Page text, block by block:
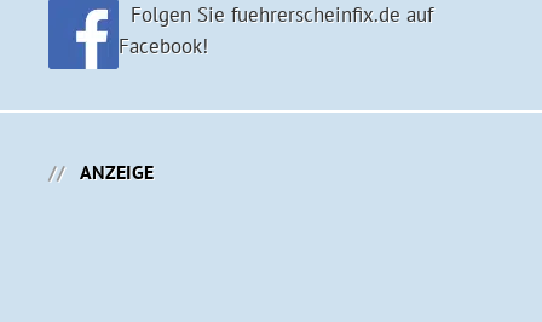
Folgen Sie fuehrerscheinfix.de auf
Facebook!
ANZEIGE